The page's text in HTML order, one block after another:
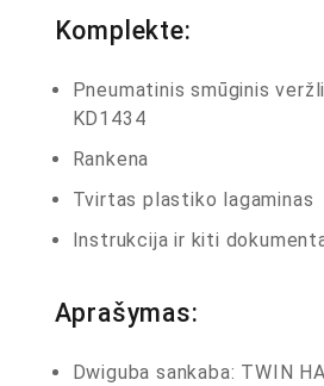
Komplekte:
Pneumatinis smūginis
KD1434
Rankena
Tvirtas plastiko lagaminas
Instrukcija ir kiti
Aprašymas:
Dwiguba sankaba: TWIN